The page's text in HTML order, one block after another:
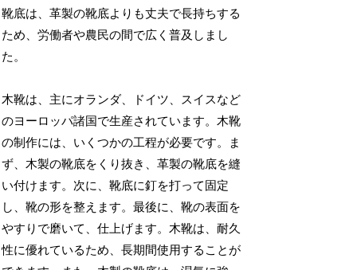
靴底は、革製の靴底よりも丈夫で長持ちする
ため、労働者や農民の間で広く普及しまし
た。
木靴は、主にオランダ、ドイツ、スイスなど
のヨーロッパ諸国で生産されています。木靴
の制作には、いくつかの工程が必要です。ま
ず、木製の靴底をくり抜き、革製の靴底を縫
い付けます。次に、靴底に釘を打って固定
し、靴の形を整えます。最後に、靴の表面を
やすりで磨いて、仕上げます。木靴は、耐久
性に優れているため、長期間使用することが